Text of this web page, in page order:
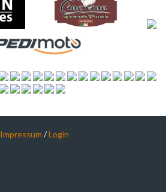
Impressum /Login